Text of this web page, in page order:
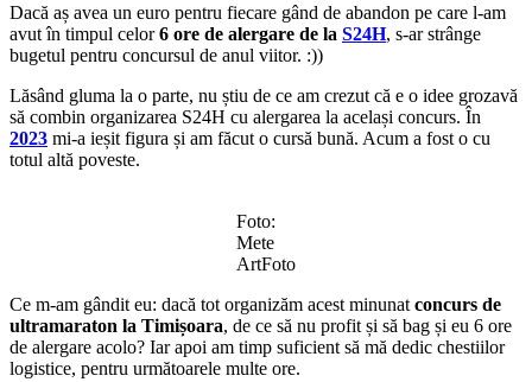
Dacă aș avea un euro pentru fiecare gând de abandon pe care l-am
avut în timpul celor6 ore de alergare de la S24H, s-ar strânge
bugetul pentru concursul de anul viitor. :))
Lăsând gluma la o parte, nu știu de ce am crezut că e o idee grozavă
să combin organizarea S24H cu alergarea la același concurs. În
2023 mi-a ieșit figura și am făcut o cursă bună. Acum a fost o cu
totul altă poveste.
Foto:
Mete
ArtFoto
Ce m-am gândit eu: dacă tot organizăm acest minunat concurs de
ultramaraton la Timișoara, de ce să nu profit și să bag și eu 6 ore
de alergare acolo? Iar apoi am timp suficient să mă dedic chestiilor
logistice, pentru următoarele multe ore.